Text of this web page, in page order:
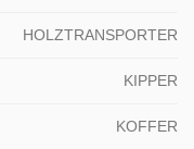
HOLZTRANSPORTER
KIPPER
KOFFER